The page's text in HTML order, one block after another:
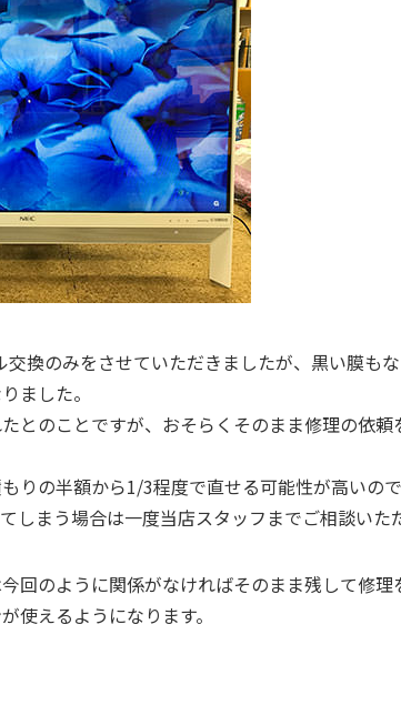
交換のみをさせていただきましたが、黒い膜も
ました。
とのことですが、おそらくそのまま修理の依
りの半額から1/3程度で直せる可能性が高いの
しまう場合は一度当店スタッフまでご相談いた
回のように関係がなければそのまま残して修
使えるようになります。